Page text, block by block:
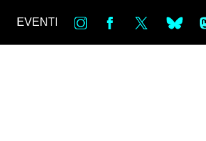
EVENTI in bsky